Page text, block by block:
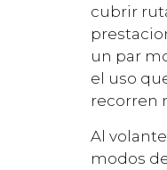
cubrir
un par
el uso
recorren
Al
modos